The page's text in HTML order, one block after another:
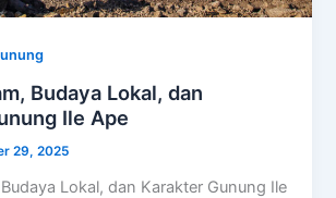
Budaya Lokal, dan
Ile Ape
29, 2025
Lokal, dan Karakter Gunung Ile